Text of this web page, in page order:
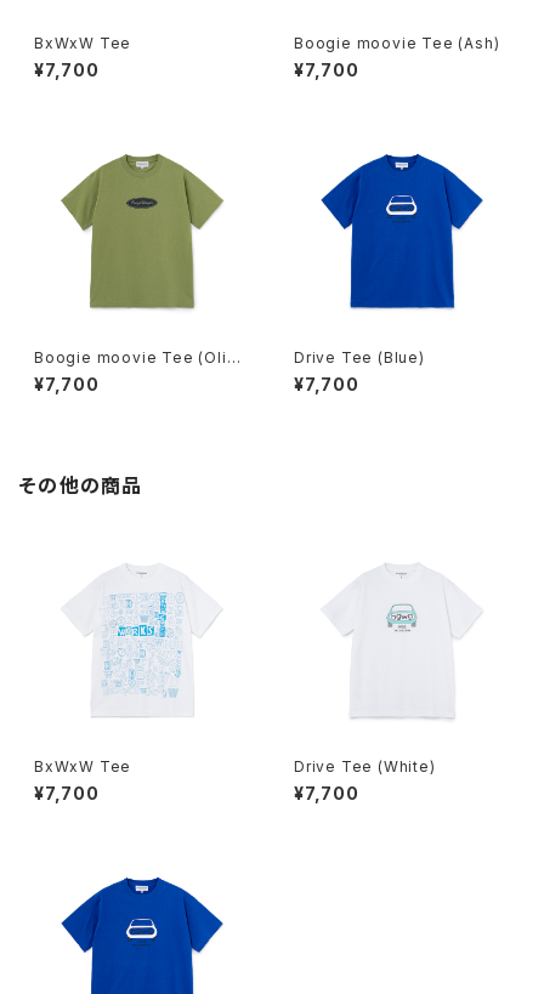
BxWxW Tee
¥7,700
Boogie moovie Tee (Ash)
¥7,700
Boogie moovie Tee (Oliv
e)
¥7,700
Drive Tee (Blue)
¥7,700
その他の商品
BxWxW Tee
¥7,700
Drive Tee (White)
¥7,700